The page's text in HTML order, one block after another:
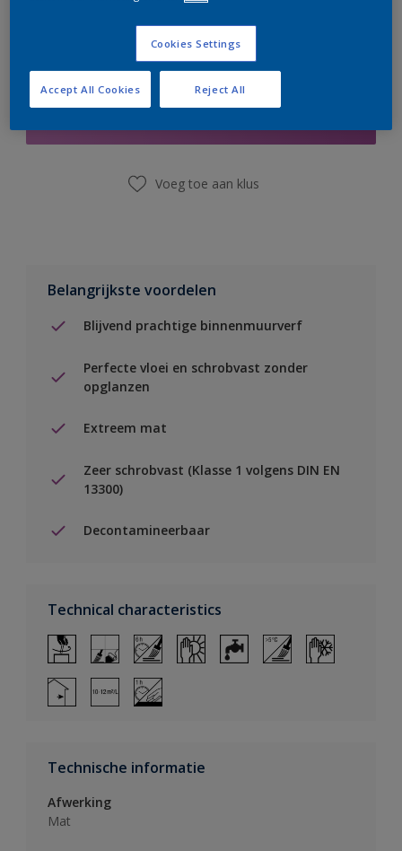
Boodschappenlijst
Voeg toe aan klus
Belangrijkste voordelen
Blijvend prachtige binnenmuurverf
Perfecte vloei en schrobvast zonder
opglanzen
Extreem mat
Zeer schrobvast (Klasse 1 volgens DIN EN
13300)
Decontamineerbaar
Technical characteristics
Technische informatie
Afwerking
Mat
Cookies Settings
Reject All
Accept All Cookies